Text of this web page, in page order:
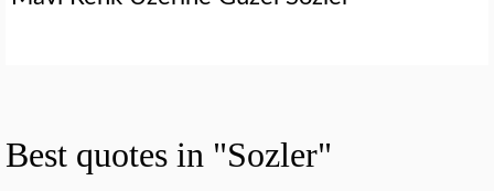
Best quotes in "Sozler"